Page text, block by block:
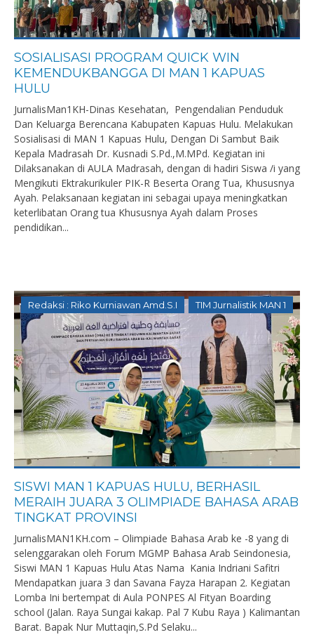
SOSIALISASI PROGRAM QUICK WIN
KEMENDUKBANGGA DI MAN 1 KAPUAS
HULU
JurnalisMan1KH-Dinas Kesehatan, Pengendalian Penduduk
Dan Keluarga Berencana Kabupaten Kapuas Hulu. Melakukan
Sosialisasi di MAN 1 Kapuas Hulu, Dengan Di Sambut Baik
Kepala Madrasah Dr. Kusnadi S.Pd.,M.MPd. Kegiatan ini
Dilaksanakan di AULA Madrasah, dengan di hadiri Siswa /i yang
Mengikuti Ektrakurikuler PIK-R Beserta Orang Tua, Khususnya
Ayah. Pelaksanaan kegiatan ini sebagai upaya meningkatkan
keterlibatan Orang tua Khususnya Ayah dalam Proses
pendidikan...
Redaksi : Riko Kurniawan Amd.S.I TIM Jurnalistik MAN 1
SISWI MAN 1 KAPUAS HULU, BERHASIL
MERAIH JUARA 3 OLIMPIADE BAHASA ARAB
TINGKAT PROVINSI
JurnalisMAN1KH.com – Olimpiade Bahasa Arab ke -8 yang di
selenggarakan oleh Forum MGMP Bahasa Arab Seindonesia,
Siswi MAN 1 Kapuas Hulu Atas Nama Kania Indriani Safitri
Mendapatkan juara 3 dan Savana Fayza Harapan 2. Kegiatan
Lomba Ini bertempat di Aula PONPES Al Fityan Boarding
school (Jalan. Raya Sungai kakap. Pal 7 Kubu Raya ) Kalimantan
Barat. Bapak Nur Muttaqin,S.Pd Selaku...